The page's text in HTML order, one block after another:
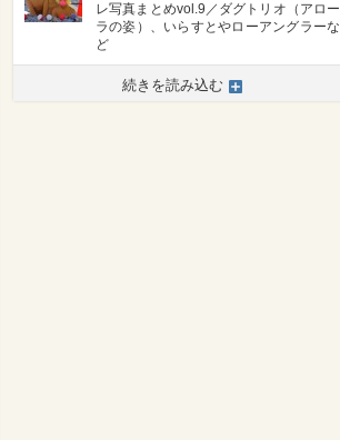
レ写真まとめvol.9／ダグトリオ（アロー
ラの姿）、いらすとやローアングラーな
ど
続きを読み込む